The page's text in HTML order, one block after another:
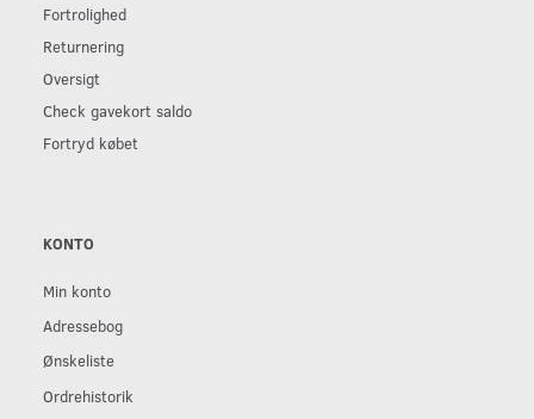
Fortrolighed
Returnering
Oversigt
Check gavekort saldo
Fortryd købet
KONTO
Min konto
Adressebog
Ønskeliste
Ordrehistorik